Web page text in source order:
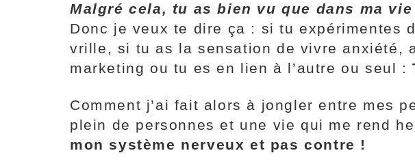
Malgré cela, tu as bien vu que dans ma
Donc je veux te dire ça : si tu expérimentes
vrille, si tu as la sensation de vivre anxiété,
marketing ou tu es en lien à l’autre ou seul :
Comment j’ai fait alors à jongler entre mes
plein de personnes et une vie qui me rend
mon système nerveux et pas contre !